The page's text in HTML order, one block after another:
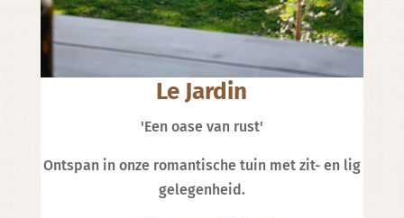
Le Jardin
'Een oase van rust'
Ontspan in onze romantische tuin met zit- en lig
gelegenheid.